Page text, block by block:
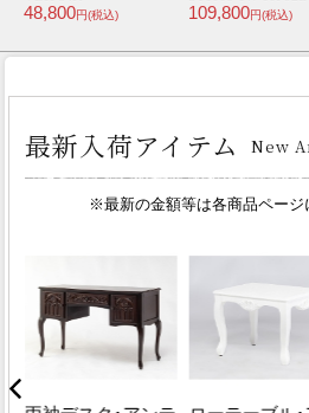
48,800円(税込) 109,800円(税込)